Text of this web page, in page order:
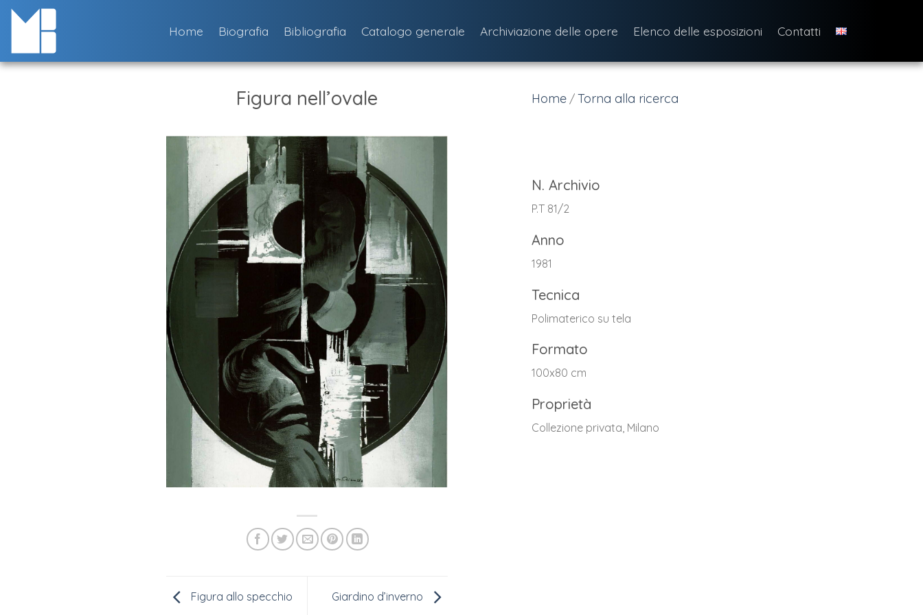
Skip
Home Biografia Bibliografia Catalogo generale Archiviazione delle opere Elenco delle esposizioni Contatti
Figura nell’ovale
Figura allo specchio Giardino d’inverno
Home / Torna alla ricerca
N. Archivio
P.T 81/2
Anno
1981
Tecnica
Polimaterico su tela
Formato
100x80 cm
Proprietà
Collezione privata, Milano